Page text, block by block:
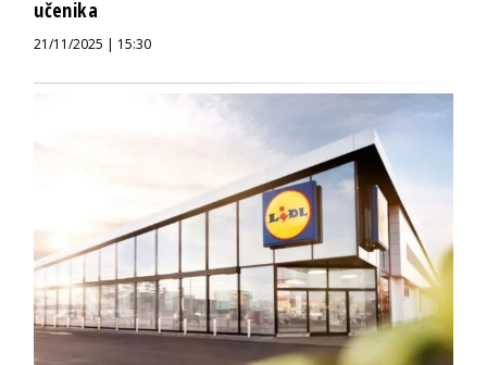
učenika
21/11/2025 | 15:30